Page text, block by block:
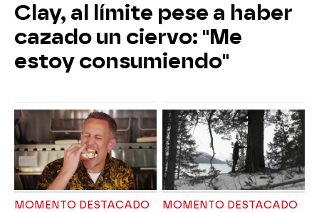
Clay, al límite pese a haber
cazado un ciervo: "Me
estoy consumiendo"
MOMENTO DESTACADO MOMENTO DESTACADO